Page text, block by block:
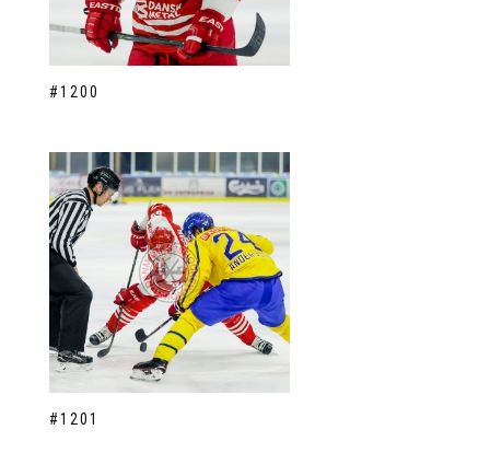
#1200
#1201